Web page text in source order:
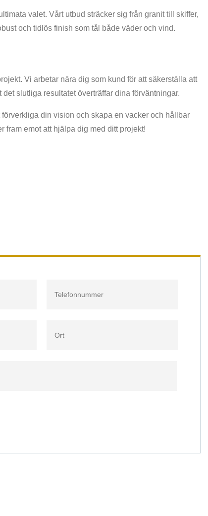
valet. Vårt utbud sträcker sig från granit till skiffer,
och tidlös finish som tål både väder och vind.
Vi arbetar nära dig som kund för att säkerställa att
slutliga resultatet överträffar dina förväntningar.
din vision och skapa en vacker och hållbar
fram emot att hjälpa dig med ditt projekt!